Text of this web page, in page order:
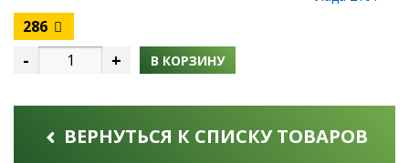
286
- + В КОРЗИНУ
ВЕРНУТЬСЯ К СПИСКУ ТОВАРОВ